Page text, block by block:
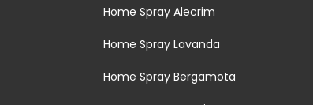
Home Spray Alecrim
Home Spray Lavanda
Home Spray Bergamota